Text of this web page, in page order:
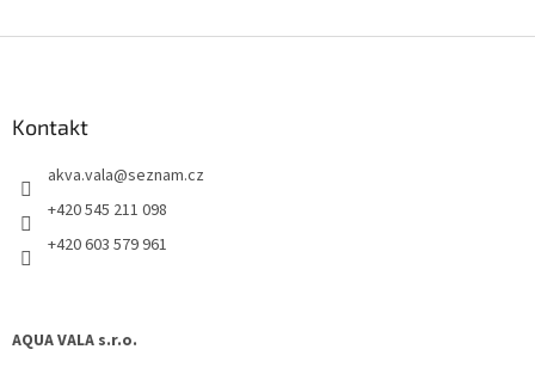
Kontakt
akva.vala@seznam.cz
+420 545 211 098
+420 603 579 961
AQUA VALA s.r.o.